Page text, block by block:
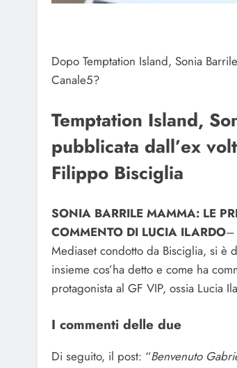
Dopo Temptation Island, Sonia
Canale5?
Temptation Island,
pubblicata dall’ex
Filippo Bisciglia
SONIA BARRILE MAMMA: LE
COMMENTO DI LUCIA ILARDO–
Mediaset condotto da Bisciglia, si è
insieme cos’ha detto e come ha
protagonista al GF VIP, ossia Lucia
I commenti delle due
Di seguito, il post: “Benvenuto